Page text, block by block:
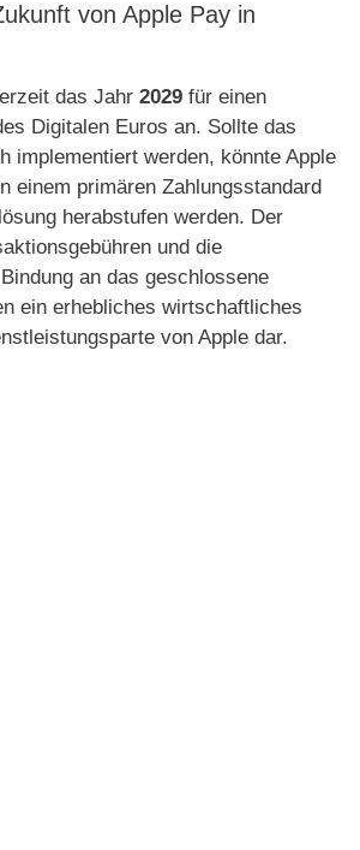
von Apple Pay in
das Jahr 2029 für einen
Digitalen Euros an. Sollte das
implementiert werden, könnte Apple
einem primären Zahlungsstandard
herabstufen werden. Der
und die
an das geschlossene
ein erhebliches wirtschaftliches
von Apple dar.